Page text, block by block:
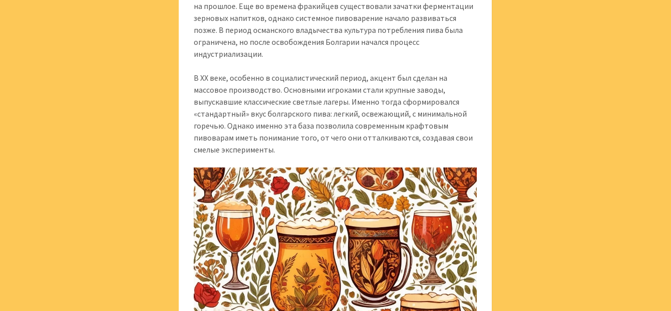
на прошлое. Еще во времена фракийцев существовали зачатки ферментации
зерновых напитков, однако системное пивоварение начало развиваться
позже. В период османского владычества культура потребления пива была
ограничена, но после освобождения Болгарии начался процесс
индустриализации.
В XX веке, особенно в социалистический период, акцент был сделан на
массовое производство. Основными игроками стали крупные заводы,
выпускавшие классические светлые лагеры. Именно тогда сформировался
«стандартный» вкус болгарского пива: легкий, освежающий, с минимальной
горечью. Однако именно эта база позволила современным крафтовым
пивоварам иметь понимание того, от чего они отталкиваются, создавая свои
смелые эксперименты.